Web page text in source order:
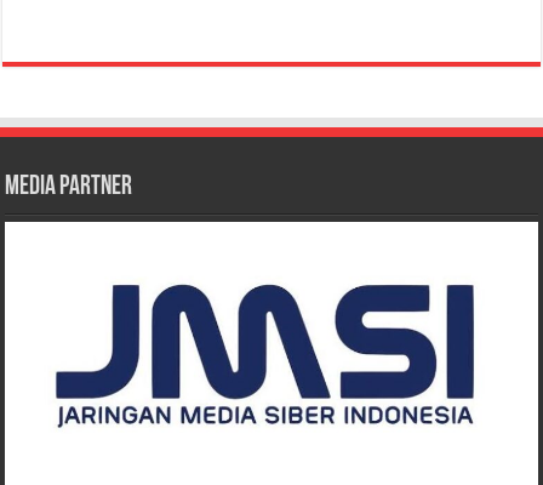
Media Partner